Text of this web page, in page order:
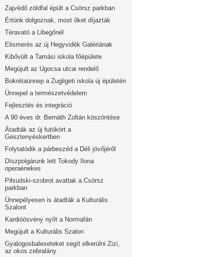
Zajvédő zöldfal épült a Csörsz parkban
Értünk dolgoznak, most őket díjazták
Téravató a Libegőnél
Elismerés az új Hegyvidék Galériának
Kibővült a Tamási iskola főépülete
Megújult az Ugocsa utcai rendelő
Bokrétaünnep a Zugligeti iskola új épületén
Ünnepel a természetvédelem
Fejlesztés és integráció
A 90 éves dr. Bernáth Zoltán köszöntése
Átadták az új futókört a
Gesztenyéskertben
Folytatódik a párbeszéd a Déli jövőjéről
Díszpolgárunk lett Tokody Ilona
operaénekes
Piłsudski-szobrot avattak a Csörsz
parkban
Ünnepélyesen is átadták a Kulturális
Szalont
Kardióösvény nyílt a Normafán
Megújult a Kulturális Szalon
Gyalogosbaleseteket segít elkerülni Zizi,
az okos zebralány